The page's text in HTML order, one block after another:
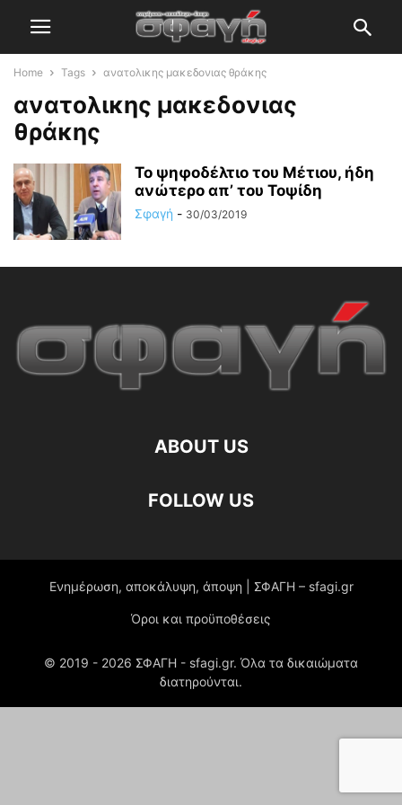
Home Tags ανατολικης μακεδονιας θράκης
ανατολικης μακεδονιας
θράκης
Το ψηφοδέλτιο του Μέτιου, ήδη
ανώτερο απ’ του Τοψίδη
Σφαγή - 30/03/2019
ABOUT US
FOLLOW US
Ενημέρωση, αποκάλυψη, άποψη | ΣΦΑΓΗ – sfagi.gr
Όροι και προϋποθέσεις
© 2019 - 2026 ΣΦΑΓΗ - sfagi.gr. Όλα τα δικαιώματα
διατηρούνται.